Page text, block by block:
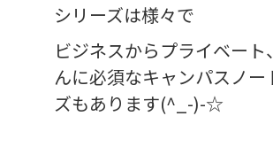
シリーズは様々で
ビジネスからプライベート
んに必須なキャンパスノー
ズもあります(^_-)-☆